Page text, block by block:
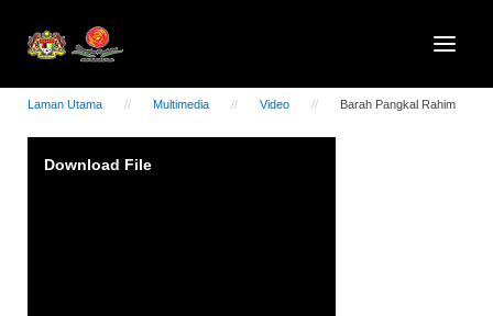
Laman Utama Multimedia Video Barah Pangkal Rahim
Player
Download File